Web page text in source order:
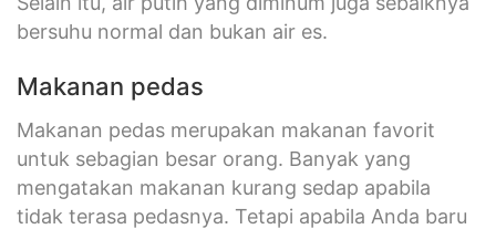
bersuhu normal dan bukan air es.
Makanan pedas
Makanan pedas merupakan makanan favorit
untuk sebagian besar orang. Banyak yang
mengatakan makanan kurang sedap apabila
tidak terasa pedasnya. Tetapi apabila Anda baru